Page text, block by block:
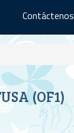
Contáctenos
(OF1)